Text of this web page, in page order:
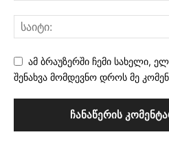
ამ ბრაუზერში ჩემი სახელი,
შენახვა მომდევნო დროს მე